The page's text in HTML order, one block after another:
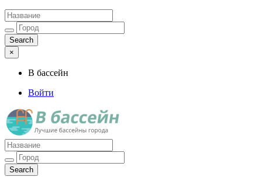
×
В бассейн
Войти
Лучшие бассейны города